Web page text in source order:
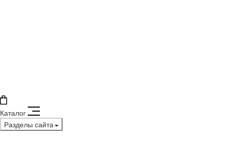
Каталог
Разделы сайта